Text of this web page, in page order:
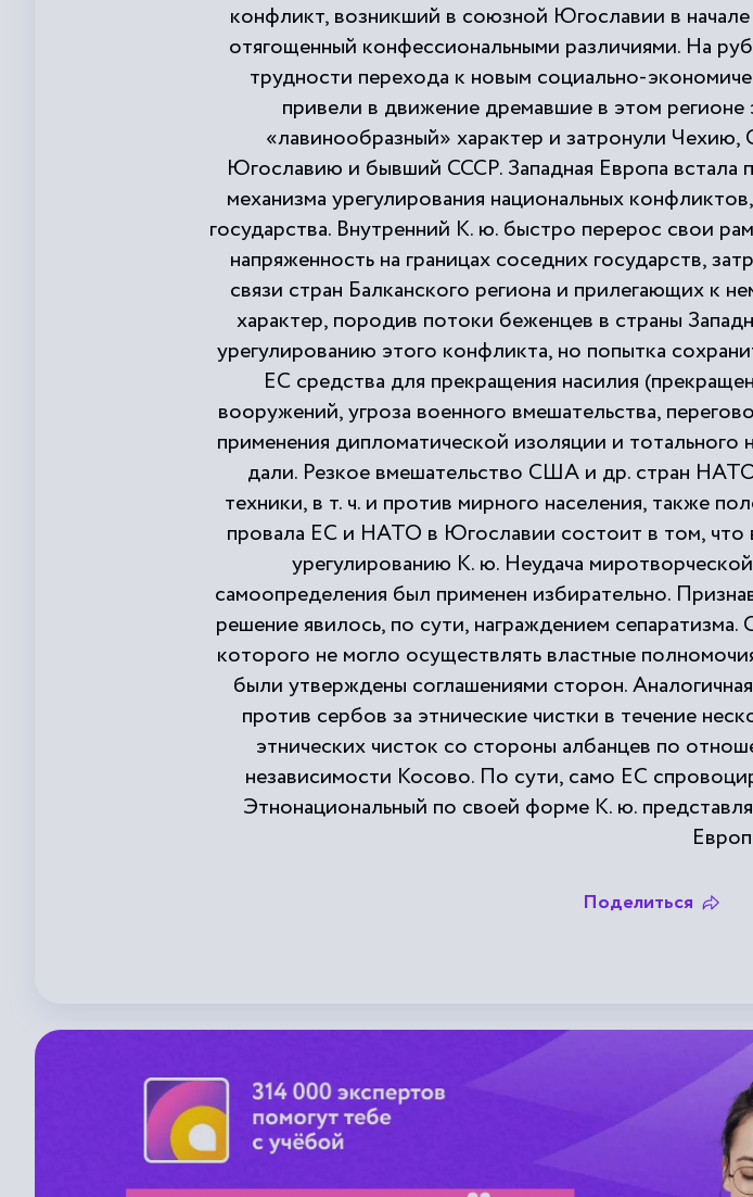
конфликт, возникший в союзной Югославии в
отягощенный конфессиональными различиями. На
трудности перехода к новым социально-
привели в движение дремавшие в этом
«лавинообразный» характер и затронули
Югославию и бывший СССР. Западная Европа
механизма урегулирования национальных
государства. Внутренний К. ю. быстро перерос свои
напряженность на границах соседних государств,
связи стран Балканского региона и прилегающих к
характер, породив потоки беженцев в страны
урегулированию этого конфликта, но попытка
ЕС средства для прекращения насилия
вооружений, угроза военного вмешательства,
применения дипломатической изоляции и тотального
дали. Резкое вмешательство США и др. стран
техники, в т. ч. и против мирного населения, также
провала ЕС и НАТО в Югославии состоит в том, что
урегулированию К. ю. Неудача
самоопределения был применен избирательно.
решение явилось, по сути, награждением
которого не могло осуществлять властные
были утверждены соглашениями сторон.
против сербов за этнические чистки в течение
этнических чисток со стороны албанцев по
независимости Косово. По сути, само ЕС
Этнонациональный по своей форме К. ю.
Поделиться